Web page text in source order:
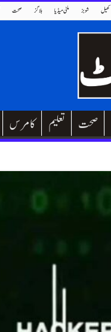
صحت بلاگز ملٹی میڈیا شوبز کھیل
کامرس تعلیم صحت